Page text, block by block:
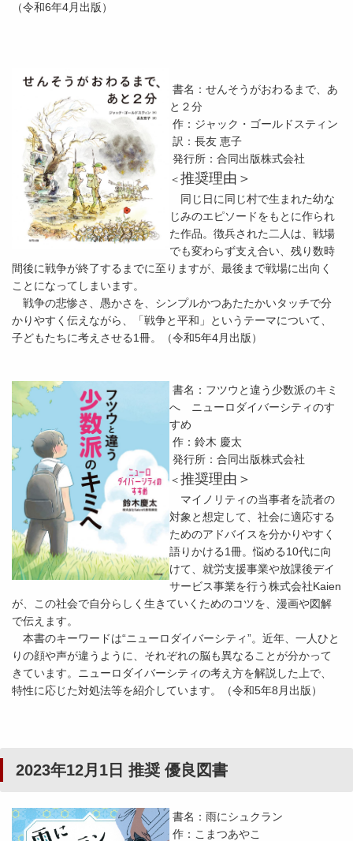
（令和6年4月出版）
書名：せんそうがおわるまで、あ
と２分
作：ジャック・ゴールドスティン
訳：長友 恵子
発行所：合同出版株式会社
＜推奨理由＞
同じ日に同じ村で生まれた幼な
じみのエピソードをもとに作られ
た作品。徴兵された二人は、戦場
でも変わらず支え合い、残り数時
間後に戦争が終了するまでに至りますが、最後まで戦場に出向く
ことになってしまいます。
戦争の悲惨さ、愚かさを、シンプルかつあたたかいタッチで分
かりやすく伝えながら、「戦争と平和」というテーマについて、
子どもたちに考えさせる1冊。（令和5年4月出版）
書名：フツウと違う少数派のキミ
へ ニューロダイバーシティのす
すめ
作：鈴木 慶太
発行所：合同出版株式会社
＜推奨理由＞
マイノリティの当事者を読者の
対象と想定して、社会に適応する
ためのアドバイスを分かりやすく
語りかける1冊。悩める10代に向
けて、就労支援事業や放課後デイ
サービス事業を行う株式会社Kaien
が、この社会で自分らしく生きていくためのコツを、漫画や図解
で伝えます。
本書のキーワードは“ニューロダイバーシティ”。近年、一人ひと
りの顔や声が違うように、それぞれの脳も異なることが分かって
きています。ニューロダイバーシティの考え方を解説した上で、
特性に応じた対処法等を紹介しています。（令和5年8月出版）
2023年12月1日 推奨 優良図書
書名：雨にシュクラン
作：こまつあやこ